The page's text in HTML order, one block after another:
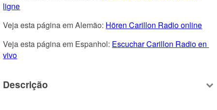
ligne
Veja esta página em Alemão: Hören Carillon Radio online
Veja esta página em Espanhol: Escuchar Carillon Radio en
vivo
Descrição